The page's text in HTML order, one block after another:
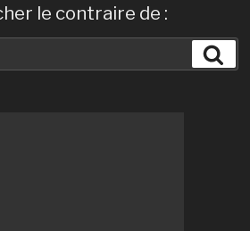
le contraire de :